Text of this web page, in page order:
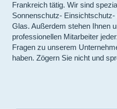
Frankreich tätig. Wir sind
Sonnenschutz-
Glas. Außerdem stehen Ihnen
professionellen Mitarbeiter
Fragen zu unserem
haben. Zögern Sie nicht und